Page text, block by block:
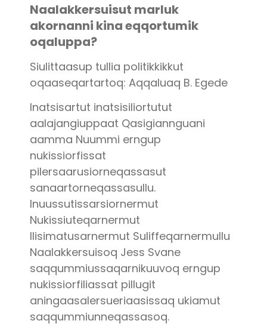
Naalakkersuisut marluk
akornanni kina eqqortumik
oqaluppa?
Siulittaasup tullia politikkikkut
oqaaseqartartoq: Aqqaluaq B. Egede
Inatsisartut inatsisiliortutut
aalajangiuppaat Qasigiannguani
aamma Nuummi erngup
nukissiorfissat
pilersaarusiorneqassasut
sanaartorneqassasullu.
Inuussutissarsiornermut
Nukissiuteqarnermut
Ilisimatusarnermut Suliffeqarnermullu
Naalakkersuisoq Jess Svane
saqqummiussaqarnikuuvoq erngup
nukissiorfiliassat pillugit
aningaasalersueriaasissaq ukiamut
saqqummiunneqassasoq.